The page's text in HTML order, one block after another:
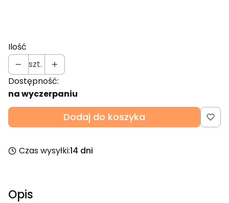
Ilość
szt.
Dostępność:
na wyczerpaniu
Dodaj do koszyka
Czas wysyłki:14 dni
Opis